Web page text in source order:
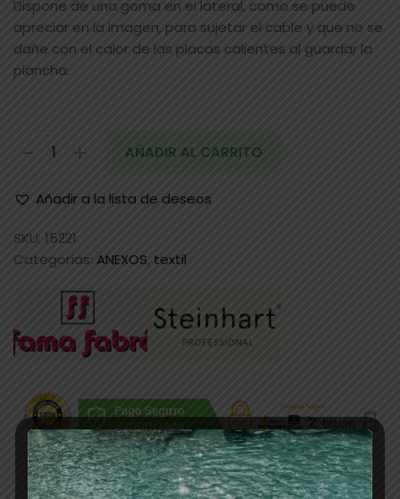
Dispone de una goma en el lateral, como se puede
apreciar en la imagen, para sujetar el cable y que no se
dañe con el calor de las placas calientes al guardar la
plancha.
AÑADIR AL CARRITO
Añadir a la lista de deseos
SKU: 15221
Categorías: ANEXOS, textil